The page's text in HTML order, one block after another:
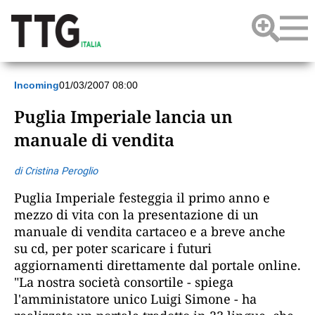
Incoming01/03/2007 08:00
Puglia Imperiale lancia un
manuale di vendita
di Cristina Peroglio
Puglia Imperiale festeggia il primo anno e
mezzo di vita con la presentazione di un
manuale di vendita cartaceo e a breve anche
su cd, per poter scaricare i futuri
aggiornamenti direttamente dal portale online.
"La nostra società consortile - spiega
l'amministatore unico Luigi Simone - ha